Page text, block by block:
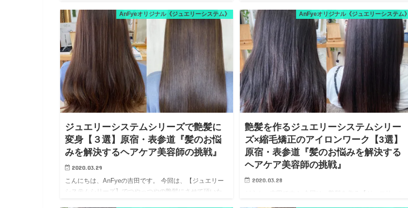
レートヘアにさせていただきます。 長さも10cm以上切る
ので、馴染ませる為に中間まで縮毛矯正をかけていきま
す。 く…
紹介いたします。 もちろん、縮毛矯正は髪に負担を与え
ます。ただ、くせ毛をしっかり伸ばす為には必須な技術
です。 なの…
AnFyeオリジナル《ジュエリーシステム》
ジュエリーシステムシリーズで艶髪に
変身【３選】原宿・表参道『髪のお悩
みを解決するヘアケア美容師の挑戦』
2020.03.29
こんにちは、AnFyeの吉田です。 今回は、【ジュエリー
システムシリーズ】でつやっつやの艶髪にさせて頂いた
AnFyeオリジナル《ジュエリーシステム》
艶髪を作るジュエリーシステムシリー
ズ×縮毛矯正のアイロンワーク【3選】
原宿・表参道『髪のお悩みを解決する
ヘアケア美容師の挑戦』
2020.03.28